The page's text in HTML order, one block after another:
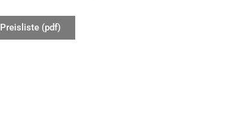
Preisliste (pdf)